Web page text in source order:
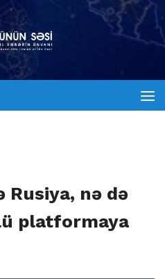
Rusiya, nə də
platformaya